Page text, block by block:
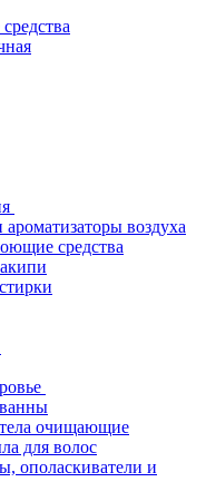
воздуха
средства
очищающие
для волос
ополаскиватели и